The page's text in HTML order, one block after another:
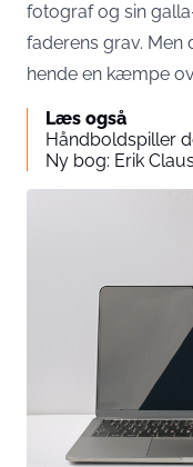
fotograf og sin
faderens grav. Men
hende en kæmpe
Læs også
Håndboldspiller
Ny bog: Erik